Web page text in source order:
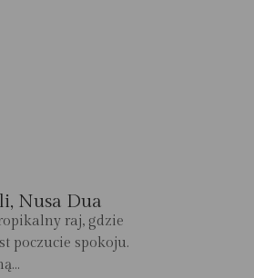
Nusa Dua
raj, gdzie
poczucie spokoju.